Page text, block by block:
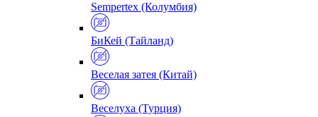
Sempertex (Колумбия)
БиКей (Тайланд)
Веселая затея (Китай)
Веселуха (Турция)